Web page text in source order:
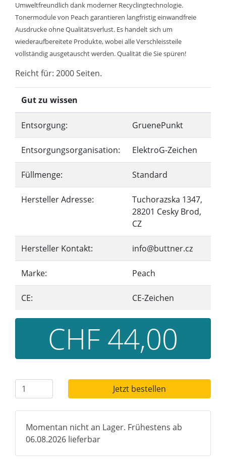
Umweltfreundlich dank moderner Recyclingtechnologie.
Tonermodule von Peach garantieren langfristig einwandfreie
Ausdrucke ohne Qualitätsverlust. Es handelt sich um
wiederaufbereitete Produkte, wobei alle Verschleissteile
vollständig ausgetauscht werden. Qualität die Sie spüren!
Reicht für: 2000 Seiten.
Gut zu wissen
Entsorgung: GruenePunkt
Entsorgungsorganisation: ElektroG-Zeichen
Füllmenge: Standard
Hersteller Adresse:
Tuchorazska 1347,
28201 Cesky Brod,
CZ
Hersteller Kontakt: info@buttner.cz
Marke: Peach
CE: CE-Zeichen
CHF 44,00
Jetzt bestellen
Momentan nicht an Lager. Frühestens ab
06.08.2026 lieferbar